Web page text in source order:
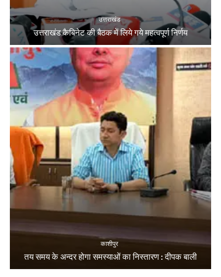
उत्तराखंड
उत्तराखंड कैबिनेट की बैठक में लिये गये महत्वपूर्ण निर्णय
काशीपुर
तय समय के अन्दर होगा समस्याओं का निस्तारण : दीपक बाली